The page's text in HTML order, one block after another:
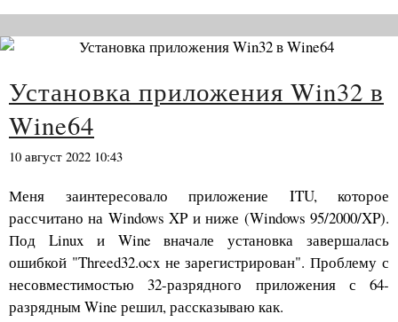
Установка приложения Win32 в
Wine64
10 август 2022 10:43
Меня заинтересовало приложение ITU, которое
рассчитано на Windows XP и ниже (Windows 95/2000/XP).
Под Linux и Wine вначале установка завершалась
ошибкой "Threed32.ocx не зарегистрирован". Проблему с
несовместимостью 32-разрядного приложения с 64-
разрядным Wine решил, рассказываю как.